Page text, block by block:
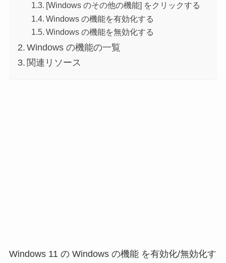
[Windows のその他の機能] をクリックする
Windows の機能を有効化する
Windows の機能を無効化する
Windows の機能の一覧
関連リソース
Windows 11 の Windows の機能 を有効化/無効化す